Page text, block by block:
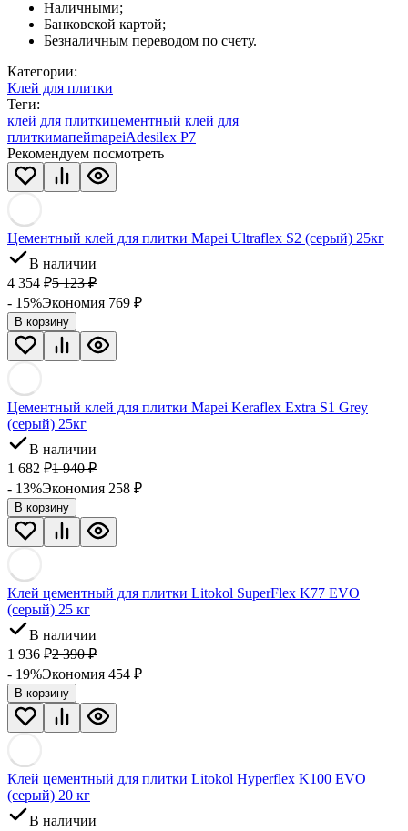
Наличными;
Банковской картой;
Безналичным переводом по счету.
Категории:
Клей для плитки
Теги:
клей для плиткицементный клей для
плиткимапейmapeiAdesilex P7
Рекомендуем посмотреть
Цементный клей для плитки Mapei Ultraflex S2 (серый) 25кг
В наличии
4 354 ₽5 123 ₽
- 15%Экономия 769 ₽
В корзину
Цементный клей для плитки Mapei Keraflex Extra S1 Grey
(серый) 25кг
В наличии
1 682 ₽1 940 ₽
- 13%Экономия 258 ₽
В корзину
Клей цементный для плитки Litokol SuperFlex K77 EVO
(серый) 25 кг
В наличии
1 936 ₽2 390 ₽
- 19%Экономия 454 ₽
В корзину
Клей цементный для плитки Litokol Hyperflex K100 EVO
(серый) 20 кг
В наличии